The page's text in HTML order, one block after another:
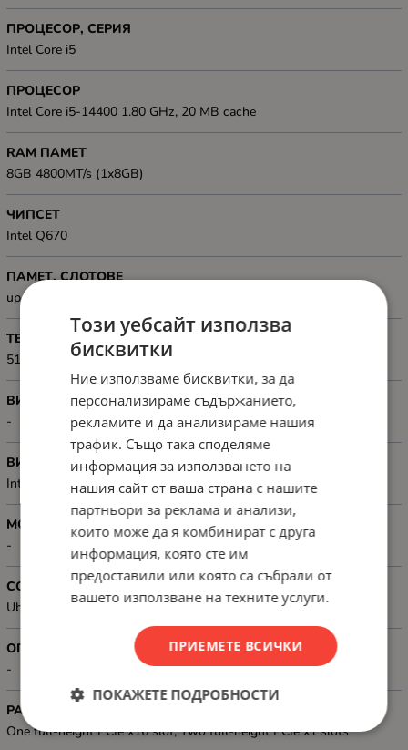
ПРОЦЕСОР, СЕРИЯ
Intel Core i5
ПРОЦЕСОР
Intel Core i5-14400 1.80 GHz, 20 MB cache
RAM ПАМЕТ
8GB 4800MT/s (1x8GB)
ЧИПСЕТ
Intel Q670
ПАМЕТ, СЛОТОВЕ
up to 64GB, 2 UDIMM slots
ТВЪРД ДИСК, GB
512GB M.2 PCIe NVMe
ВИДЕОКАРТА, GB
-
ВИДЕОКАРТА, ТИП
Integrated Intel UHD Graphics 730
МОНИТОР
-
СОФТУЕР
Ubuntu 24.04 LTS
ОПТИЧНО УСТРОЙСТВО
-
РАЗШИРИТЕЛЕН ПОРТ
One full-height PCIe x16 slot, Two full-height PCIe x1 slots
Този уебсайт използва
бисквитки
Ние използваме бисквитки, за да
персонализираме съдържанието,
рекламите и да анализираме нашия
трафик. Също така споделяме
информация за използването на
нашия сайт от ваша страна с нашите
партньори за реклама и анализи,
които може да я комбинират с друга
информация, която сте им
предоставили или която са събрали от
вашето използване на техните услуги.
ПРИЕМЕТЕ ВСИЧКИ
ПОКАЖЕТЕ ПОДРОБНОСТИ